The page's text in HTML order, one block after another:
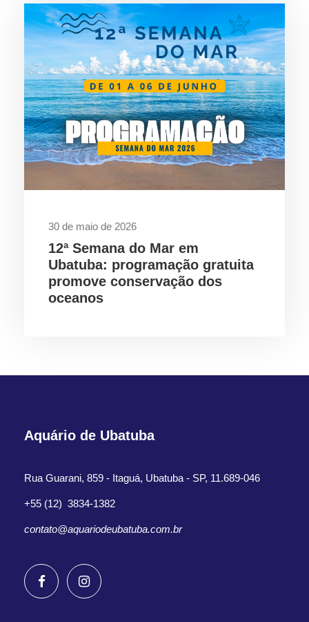
30 de maio de 2026
12ª Semana do Mar em
Ubatuba: programação gratuita
promove conservação dos
oceanos
Aquário de Ubatuba
Rua Guarani, 859 - Itaguá, Ubatuba - SP, 11.689-046
+55 (12) 3834-1382
contato@aquariodeubatuba.com.br